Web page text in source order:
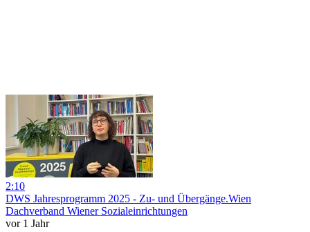
2:10
DWS Jahresprogramm 2025 - Zu- und Übergänge.Wien
Dachverband Wiener Sozialeinrichtungen
vor 1 Jahr